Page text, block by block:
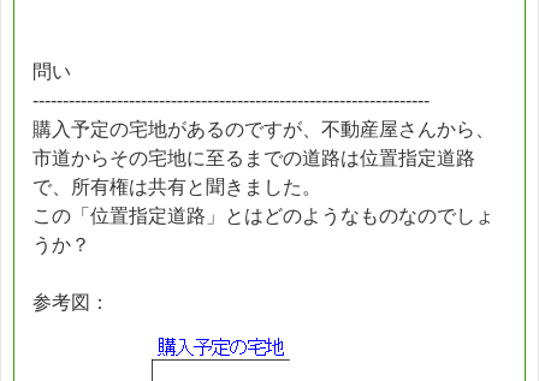
問い
------------------------------------------------------------------
購入予定の宅地があるのですが、不動産屋さんから、
市道からその宅地に至るまでの道路は位置指定道路
で、所有権は共有と聞きました。
この「位置指定道路」とはどのようなものなのでしょ
うか？
参考図：